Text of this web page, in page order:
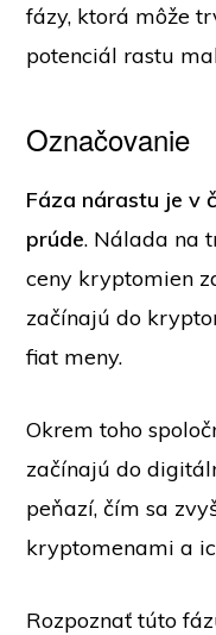
fázy, ktorá môže
potenciál rastu
Označovanie
Fáza nárastu je v
prúde. Nálada na
ceny kryptomien
začínajú do
fiat meny.
Okrem toho
začínajú do
peňazí, čím sa
kryptomenami a
Rozpoznať túto